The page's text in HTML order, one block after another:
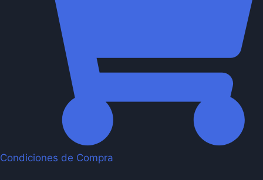
Condiciones de Compra